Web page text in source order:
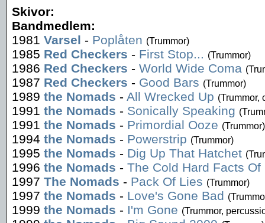
Skivor:
Bandmedlem:
1981 Varsel - Poplåten (Trummor)
1985 Red Checkers - First Stop... (Trummor)
1986 Red Checkers - World Wide Coma
1987 Red Checkers - Good Bars (Trummor)
1989 the Nomads - All Wrecked Up (Trummor,
1991 the Nomads - Sonically Speaking
1991 the Nomads - Primordial Ooze (Trummor)
1994 the Nomads - Powerstrip (Trummor)
1995 the Nomads - Dig Up That Hatchet
1996 the Nomads - The Cold Hard Facts Of
1997 The Nomads - Pack Of Lies (Trummor)
1997 the Nomads - Love's Gone Bad
1999 the Nomads - I'm Gone (Trummor,